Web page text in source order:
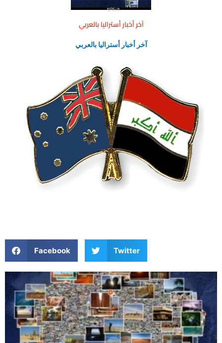
آخر أخبار أستراليا بالعربي
آخر أخبار أستراليا بالعربي
Facebook Twitter